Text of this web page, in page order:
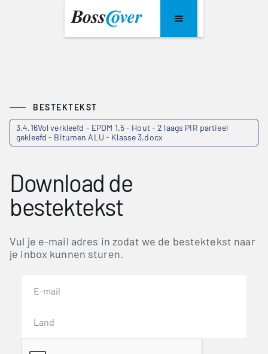
BESTEKTEKST
3.4.16Vol verkleefd - EPDM 1.5 - Hout - 2 laags PIR partieel
gekleefd - Bitumen ALU - Klasse 3.docx
Download de
bestektekst
Vul je e-mail adres in zodat we de bestektekst naar
je inbox kunnen sturen.